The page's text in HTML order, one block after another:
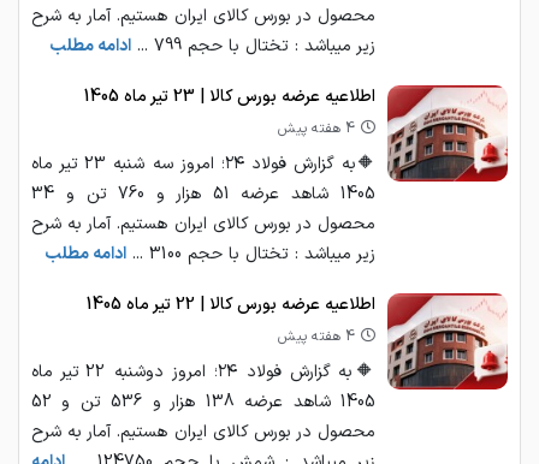
محصول در بورس کالای ایران هستیم. آمار به شرح
زیر میباشد : تختال با حجم 799 ...
ادامه مطلب
اطلاعیه عرضه بورس کالا | 23 تیر ماه 1405
4 هفته پیش
🔶به گزارش فولاد ۲۴؛ امروز سه شنبه 23 تیر ماه
1405 شاهد عرضه 51 هزار و 760 تن و 34
محصول در بورس کالای ایران هستیم. آمار به شرح
زیر میباشد : تختال با حجم 3100 ...
ادامه مطلب
اطلاعیه عرضه بورس کالا | 22 تیر ماه 1405
4 هفته پیش
🔶به گزارش فولاد ۲۴؛ امروز دوشنبه 22 تیر ماه
1405 شاهد عرضه 138 هزار و 536 تن و 52
محصول در بورس کالای ایران هستیم. آمار به شرح